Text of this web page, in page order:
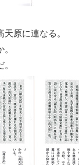
原に連なる。